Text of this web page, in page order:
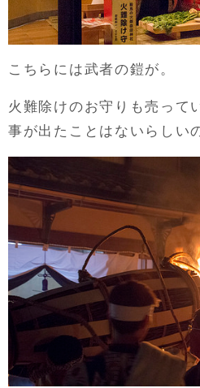
こちらには武者の鎧が。
火難除けのお守りも売って
事が出たことはないらしい